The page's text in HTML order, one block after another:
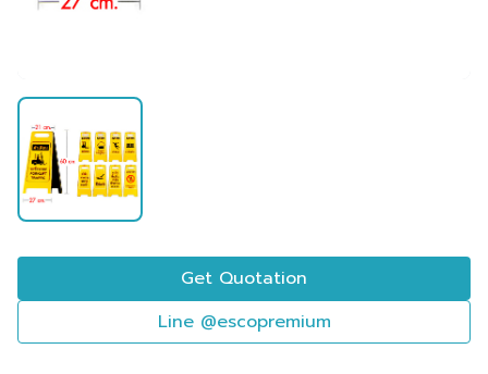
Get Quotation
Line @escopremium